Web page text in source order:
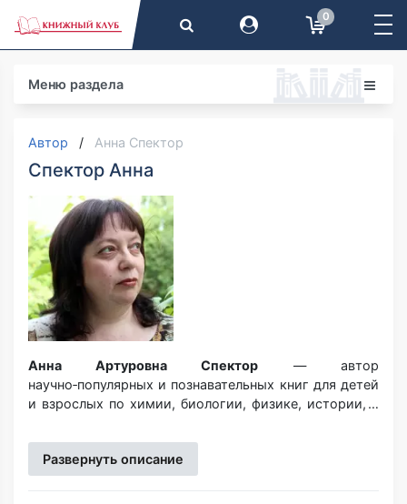
0
Меню раздела
Автор Анна Спектор
Спектор Анна
Анна Артуровна Спектор — автор
научно‑популярных и познавательных книг для детей
и взрослых по химии, биологии, физике, истории, а
образованию, много лет проработала в области
медицинской генетики. Другой сферой ее интересов
является философия. Является автором ряда работ
Развернуть описание